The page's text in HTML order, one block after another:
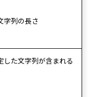
字列の長さ
した文字列が含まれる